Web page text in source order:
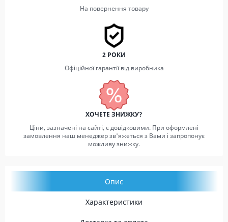
На повернення товару
2 РОКИ
Офіційної гарантії від виробника
ХОЧЕТЕ ЗНИЖКУ?
Ціни, зазначені на сайті, є довідковими. При оформлені
замовлення наш менеджер зв'яжеться з Вами і запропонує
можливу знижку.
Опис
Характеристики